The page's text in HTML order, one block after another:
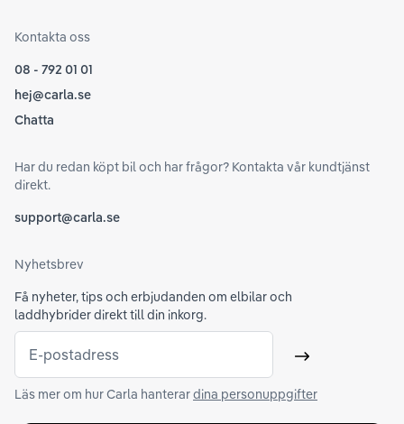
Kontakta oss
08 - 792 01 01
hej@carla.se
Chatta
Har du redan köpt bil och har frågor? Kontakta vår kundtjänst
direkt.
support@carla.se
Nyhetsbrev
Få nyheter, tips och erbjudanden om elbilar och
laddhybrider direkt till din inkorg.
E-postadress Skicka
Läs mer om hur Carla hanterardina personuppgifter